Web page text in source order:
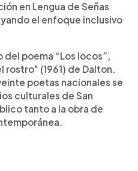
en Lengua de Señas
el enfoque inclusivo
poema “Los locos”,
rostro" (1961) de Dalton.
poetas nacionales se
culturales de San
tanto a la obra de